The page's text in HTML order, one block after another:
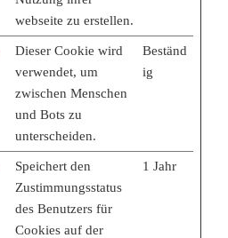
webseite zu erstellen.
Dieser Cookie wird
verwendet, um
zwischen Menschen
und Bots zu
unterscheiden.
Beständ
ig
Speichert den
Zustimmungsstatus
des Benutzers für
Cookies auf der
1 Jahr